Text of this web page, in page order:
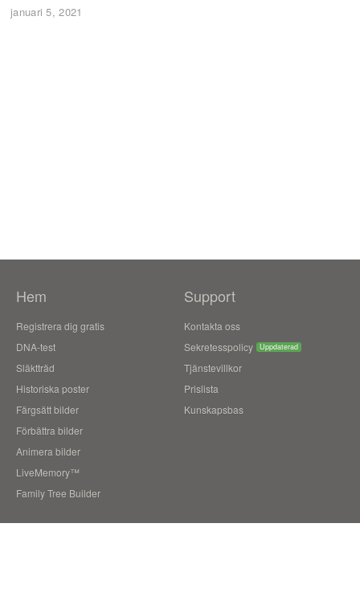
januari 5, 2021
Hem
Registrera dig gratis
DNA-test
Släktträd
Historiska poster
Färgsätt bilder
Förbättra bilder
Animera bilder
LiveMemory™
Family Tree Builder
Support
Kontakta oss
Sekretesspolicy
Uppdaterad
Tjänstevillkor
Prislista
Kunskapsbas